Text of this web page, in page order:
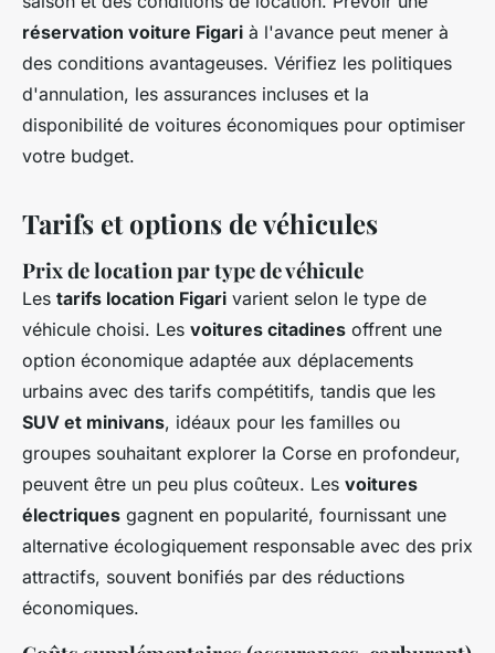
réservation voiture Figari à l'avance peut mener à
des conditions avantageuses. Vérifiez les politiques
d'annulation, les assurances incluses et la
disponibilité de voitures économiques pour optimiser
votre budget.
Tarifs et options de véhicules
Prix de location par type de véhicule
Les tarifs location Figari varient selon le type de
véhicule choisi. Les voitures citadines offrent une
option économique adaptée aux déplacements
urbains avec des tarifs compétitifs, tandis que les
SUV et minivans, idéaux pour les familles ou
groupes souhaitant explorer la Corse en profondeur,
peuvent être un peu plus coûteux. Les voitures
électriques gagnent en popularité, fournissant une
alternative écologiquement responsable avec des prix
attractifs, souvent bonifiés par des réductions
économiques.